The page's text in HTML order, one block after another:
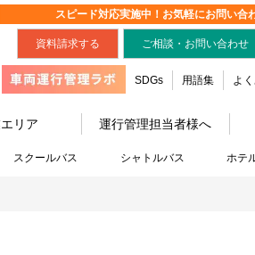
スピード対応実施中！お気軽にお問い合
資料請求する ご相談・お問い合わせ
SDGs 用語集 よ
リア 運行管理担当者様へ
スクールバス シャトルバス ホテ